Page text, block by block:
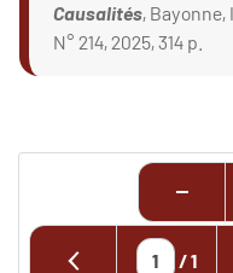
Causalités, Bayonne,
N° 214, 2025, 314 p.
/1